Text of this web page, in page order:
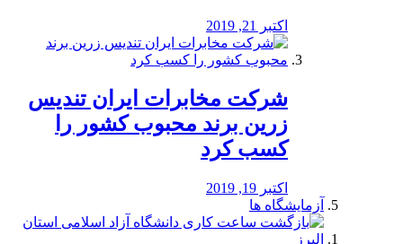
اکتبر 21, 2019
شرکت مخابرات ایران تندیس
زرین برند محبوب کشور را
کسب کرد
اکتبر 19, 2019
آزمایشگاه ها